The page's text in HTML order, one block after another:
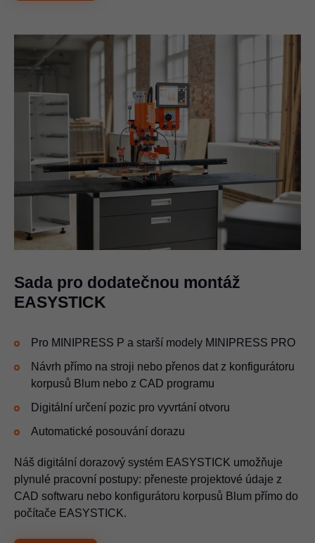
Sada pro dodatečnou montáž
EASYSTICK
Pro MINIPRESS P a starší modely MINIPRESS PRO
Návrh přímo na stroji nebo přenos dat z konfigurátoru
korpusů Blum nebo z CAD programu
Digitální určení pozic pro vyvrtání otvoru
Automatické posouvání dorazu
Náš digitální dorazový systém EASYSTICK umožňuje
plynulé pracovní postupy: přeneste projektové údaje z
CAD softwaru nebo konfigurátoru korpusů Blum přímo do
počítače EASYSTICK.